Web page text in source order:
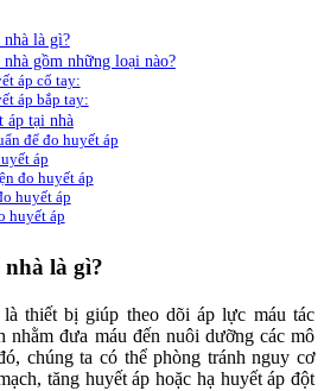
là gì?
gồm những loại nào?
áp cổ tay:
áp bắp tay:
áp tại nhà
để đo huyết áp
áp
đo huyết áp
huyết áp
huyết áp
là gì?
thiết bị giúp theo dõi áp lực máu tác
nhằm đưa máu đến nuôi dưỡng các mô
chúng ta có thể phòng tránh nguy cơ
tăng huyết áp hoặc hạ huyết áp đột